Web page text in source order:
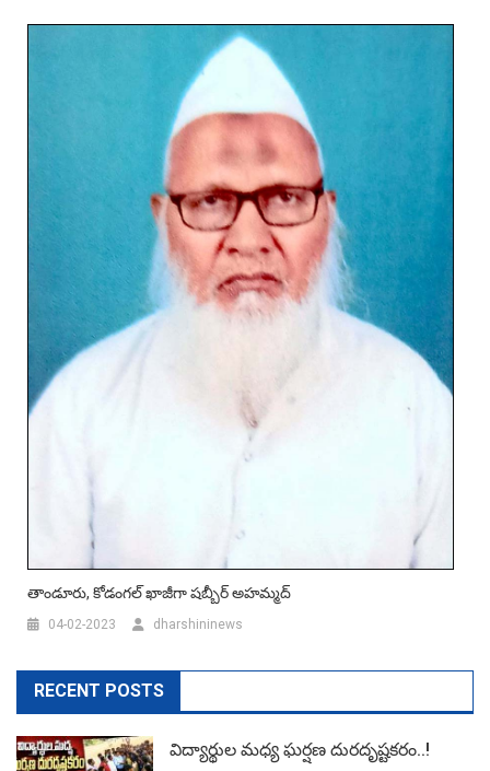
తాండూరు, కోడంగల్ ఖాజీగా షబ్బీర్ అహమ్మద్
04-02-2023 dharshininews
RECENT POSTS
విద్యార్థుల మధ్య ఘర్షణ దురదృష్టకరం..!